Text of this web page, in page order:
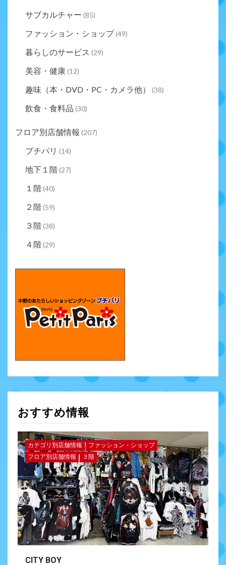
サブカルチャー (85)
ファッション・ショップ(49)
暮らしのサービス (29)
美容・健康(12)
趣味（本・DVD・PC・カメラ他） (38)
飲食・食料品 (30)
フロア別店舗情報 (207)
プチパリ (14)
地下１階(27)
１階(40)
２階(59)
３階(38)
４階(29)
おすすめ情報
カテゴリ別店舗情報
ファッション・ショップ
フロア別店舗情報
３階
CITY BOY